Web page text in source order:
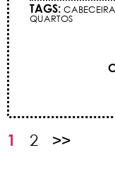
TAGS: CABECEIRA
QUARTOS
1 2 >>